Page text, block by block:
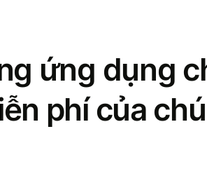
ứng dụng
phí của